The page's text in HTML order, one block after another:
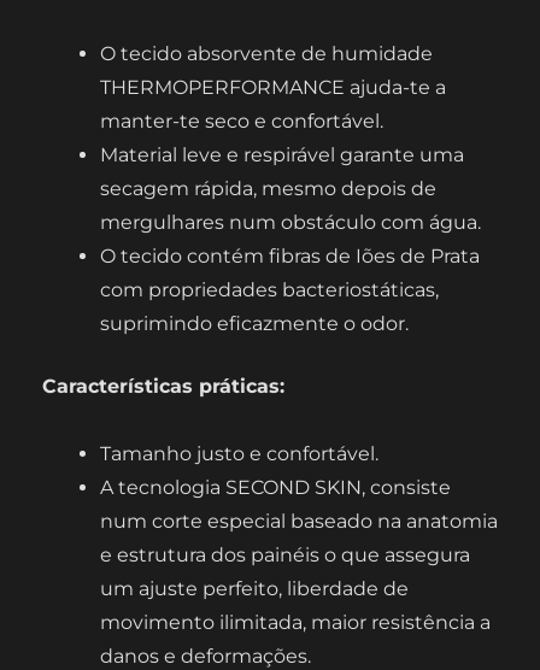
O tecido absorvente de humidade
THERMOPERFORMANCE ajuda-te a
manter-te seco e confortável.
Material leve e respirável garante uma
secagem rápida, mesmo depois de
mergulhares num obstáculo com água.
O tecido contém fibras de Iões de Prata
com propriedades bacteriostáticas,
suprimindo eficazmente o odor.
Características práticas:
Tamanho justo e confortável.
A tecnologia SECOND SKIN, consiste
num corte especial baseado na anatomia
e estrutura dos painéis o que assegura
um ajuste perfeito, liberdade de
movimento ilimitada, maior resistência a
danos e deformações.